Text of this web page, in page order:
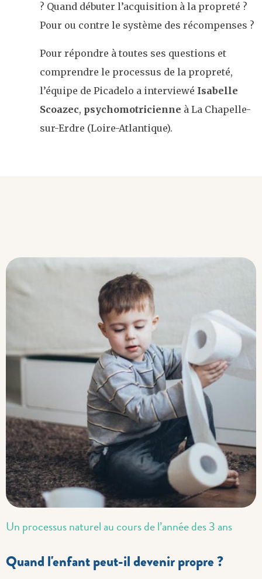
? Quand débuter l’acquisition à la propreté ?
Pour ou contre le système des récompenses ?
Pour répondre à toutes ses questions et
comprendre le processus de la propreté,
l’équipe de Picadelo a interviewé Isabelle
Scoazec, psychomotricienne à La Chapelle-
sur-Erdre (Loire-Atlantique).
Un processus naturel au cours de l’année des 3 ans
Quand l'enfant peut-il devenir propre ?